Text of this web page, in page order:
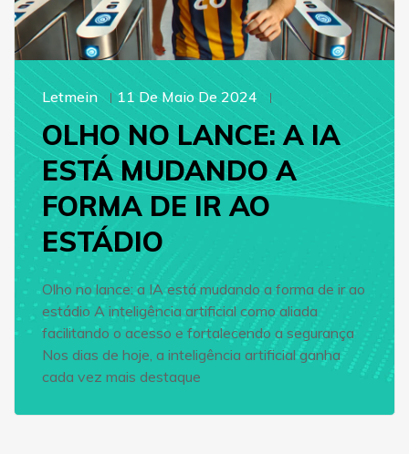
Letmein 11 De Maio De 2024
OLHO NO LANCE: A IA
ESTÁ MUDANDO A
FORMA DE IR AO
ESTÁDIO
Olho no lance: a IA está mudando a forma de ir ao
estádio A inteligência artificial como aliada
facilitando o acesso e fortalecendo a segurança
Nos dias de hoje, a inteligência artificial ganha
cada vez mais destaque